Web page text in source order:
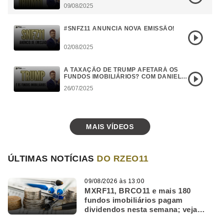
09/08/2025
#SNFZ11 ANUNCIA NOVA EMISSÃO!
02/08/2025
A TAXAÇÃO DE TRUMP AFETARÁ OS
FUNDOS IMOBILIÁRIOS? COM DANIEL
26/07/2025
MAIS VÍDEOS
ÚLTIMAS NOTÍCIAS DO RZEO11
MXRF11, BRCO11 e mais 180
fundos imobiliários pagam
dividendos nesta semana; veja
09/08/2026 às 13:00